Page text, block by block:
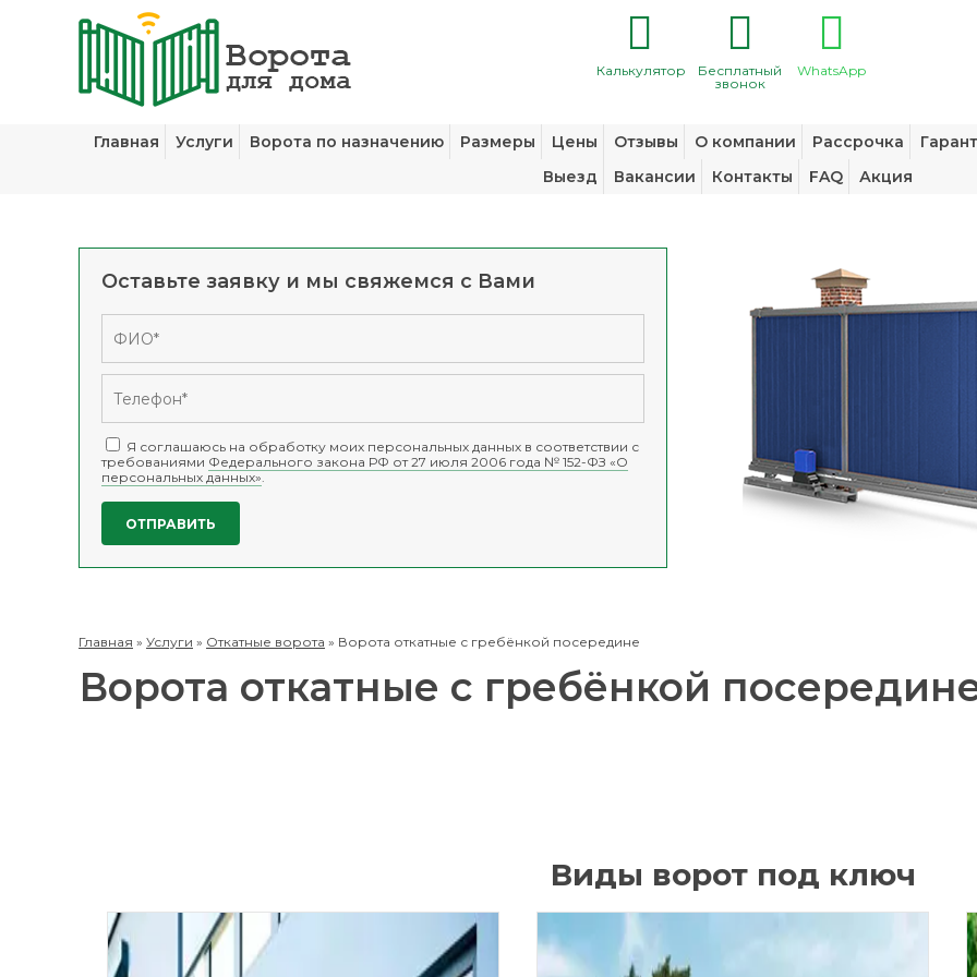
Калькулятор
Бесплатный
звонок
WhatsApp
Главная Услуги Ворота по назначению Размеры Цены Отзывы О компании Рассрочка
Выезд
Вакансии Контакты FAQ Акция
Оставьте заявку и мы свяжемся с Вами
Я соглашаюсь на обработку моих персональных данных в соответствии с
требованиями Федерального закона РФ от 27 июля 2006 года № 152-ФЗ «О
персональных данных».
Главная » Услуги » Откатные ворота » Ворота откатные с гребёнкой посередине
Ворота откатные с гребёнкой
Виды ворот под ключ